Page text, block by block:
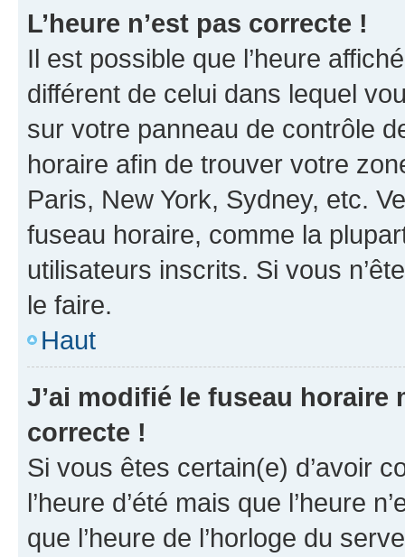
L’heure n’est pas correcte !
Il est possible que l’heure
différent de celui dans lequel
sur votre panneau de contrôle
horaire afin de trouver votre
Paris, New York, Sydney, etc.
fuseau horaire, comme la
utilisateurs inscrits. Si vous
le faire.
Haut
J’ai modifié le fuseau horaire
correcte !
Si vous êtes certain(e) d’avoir
l’heure d’été mais que l’heure
que l’heure de l’horloge du